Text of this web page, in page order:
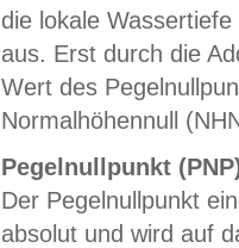
die lokale
aus. Erst durch die
Wert des
Normalhöhennull
Pegelnullpunkt
Der Pegelnullpunkt
absolut und wird auf